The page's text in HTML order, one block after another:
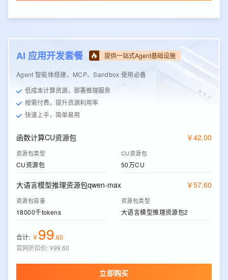
AI 应用开发套餐 提供一站式Agent基础设施
Agent 智能体搭建、MCP、Sandbox 使用必备
低成本计算资源，部署推理服务
按需付费，提升资源利用率
快速上手，简单易用
函数计算CU资源包 ￥42.00
资源包类型
CU资源包
CU资源包
50万CU
大语言模型推理资源包qwen-max ￥57.60
资源包容量
18000千tokens
资源包类型
大语言模型推理资源包2
合计: ￥99.60
官网折扣价:¥99.60
立即购买